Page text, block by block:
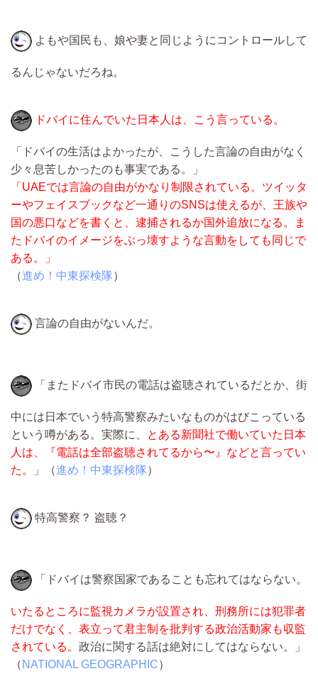
よもや国民も、娘や妻と同じようにコントロールして
るんじゃないだろね。
ドバイに住んでいた日本人は、こう言っている。
「ドバイの生活はよかったが、こうした言論の自由がなく
少々息苦しかったのも事実である。」
「UAEでは言論の自由がかなり制限されている。ツイッタ
ーやフェイスブックなど一通りのSNSは使えるが、王族や
国の悪口などを書くと、逮捕されるか国外追放になる。ま
たドバイのイメージをぶっ壊すような言動をしても同じで
ある。」
（進め！中東探検隊）
言論の自由がないんだ。
「またドバイ市民の電話は盗聴されているだとか、街
中には日本でいう特高警察みたいなものがはびこっている
という噂がある。実際に、
とある新聞社で働いていた日本
人は、『電話は全部盗聴されてるから〜』などと言ってい
た。
」（進め！中東探検隊）
特高警察？ 盗聴？
「ドバイは警察国家であることも忘れてはならない。
いたるところに監視カメラが設置され、刑務所には犯罪者
だけでなく、表立って君主制を批判する政治活動家も収監
されている。 政治に関する話は絶対にしてはならない。」
（ NATIONAL GEOGRAPHIC）